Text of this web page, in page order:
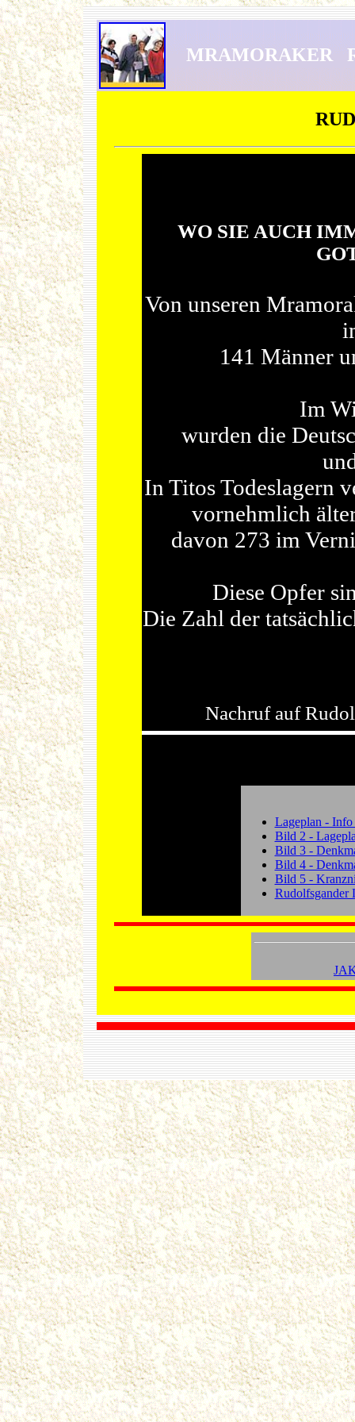
MRAMORAKER
WO SIE AUCH
Von unseren
141 Männer
Im
wurden die
In Titos Todeslagern
vornehmlich
davon 273 im
Diese Opfer
Die Zahl der
Nachruf auf
Lageplan -
Bild 2 -
Bild 3 -
Bild 4 -
Bild 5 -
Rudolfsgander